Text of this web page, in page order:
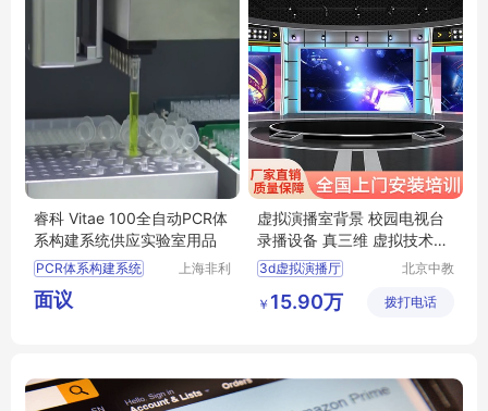
睿科 Vitae 100全自动PCR体
系构建系统供应实验室用品
PCR体系构建系统
PCR体系构建系统采购
PCR体系构建系统特点
上海非利
面议
虚拟演播室背景 校园电视台
录播设备 真三维 虚拟技术建
设方案
3d虚拟演播厅
演播室
北京中教
有限公司
￥ 15.90万 拨打电话